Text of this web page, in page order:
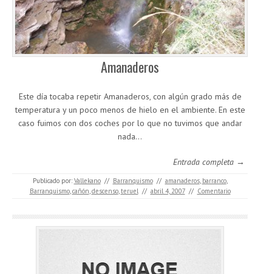
Amanaderos
Este día tocaba repetir Amanaderos, con algún grado más de
temperatura y un poco menos de hielo en el ambiente. En este
caso fuimos con dos coches por lo que no tuvimos que andar
nada…
Entrada completa →
Publicado por: Vallekano // Barranquismo // amanaderos, barranco,
Barranquismo,cañón,descenso,teruel // abril 4, 2007 // Comentario